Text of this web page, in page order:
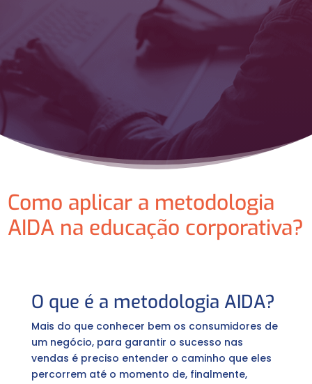
Como aplicar a metodologia
AIDA na educação corporativa?
O que é a metodologia AIDA?
Mais do que conhecer bem os consumidores de
um negócio, para garantir o sucesso nas
vendas é preciso entender o caminho que eles
percorrem até o momento de, finalmente,